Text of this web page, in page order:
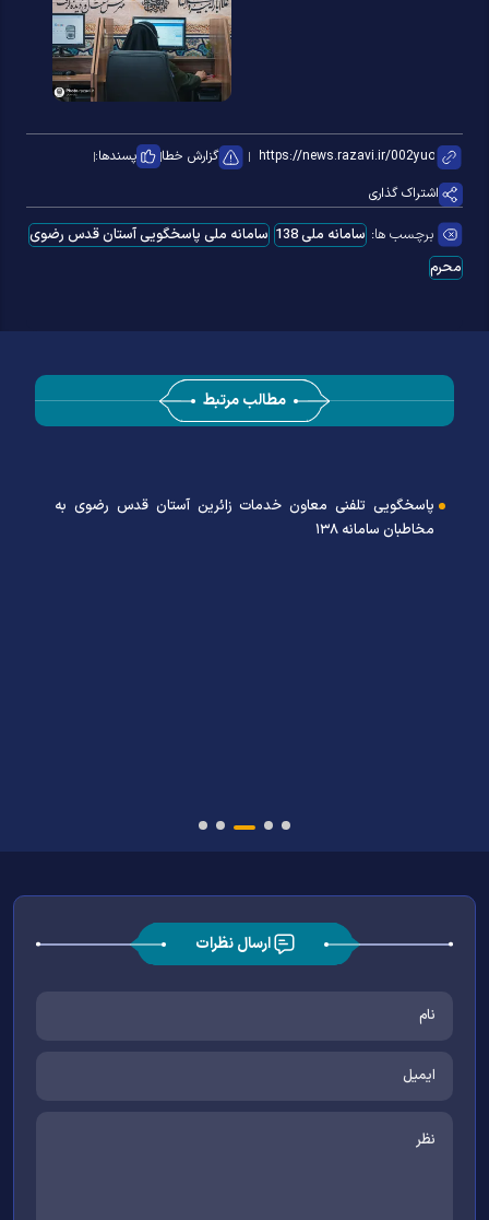
گزارش خطا
پسندها:
اشتراک گذاری
برچسب ها: سامانه ملی 138
سامانه ملی پاسخگویی آستان قدس رضوی
محرم
مطالب مرتبط
پاسخگویی تلفنی معاون خدمات زائرین آستان قدس رضوی به
مخاطبان سامانه ۱۳۸
ارسال نظرات